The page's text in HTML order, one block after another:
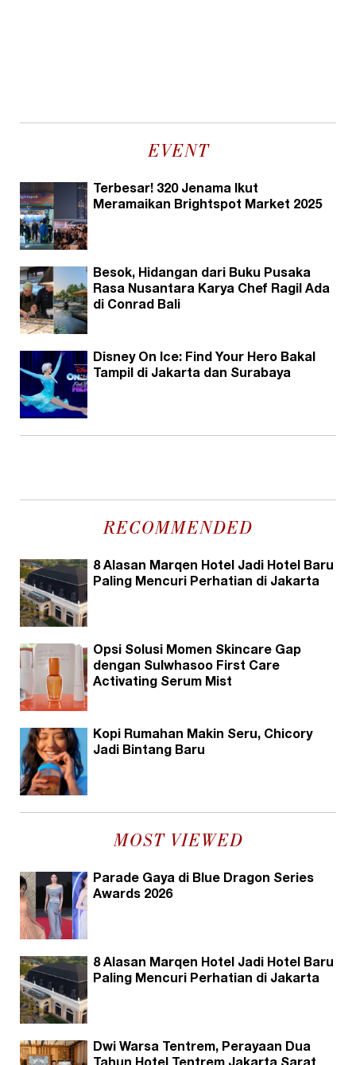
EVENT
Terbesar! 320 Jenama Ikut
Meramaikan Brightspot Market 2025
Besok, Hidangan dari Buku Pusaka
Rasa Nusantara Karya Chef Ragil Ada
di Conrad Bali
Disney On Ice: Find Your Hero Bakal
Tampil di Jakarta dan Surabaya
RECOMMENDED
8 Alasan Marqen Hotel Jadi Hotel Baru
Paling Mencuri Perhatian di Jakarta
Opsi Solusi Momen Skincare Gap
dengan Sulwhasoo First Care
Activating Serum Mist
Kopi Rumahan Makin Seru, Chicory
Jadi Bintang Baru
MOST VIEWED
Parade Gaya di Blue Dragon Series
Awards 2026
8 Alasan Marqen Hotel Jadi Hotel Baru
Paling Mencuri Perhatian di Jakarta
Dwi Warsa Tentrem, Perayaan Dua